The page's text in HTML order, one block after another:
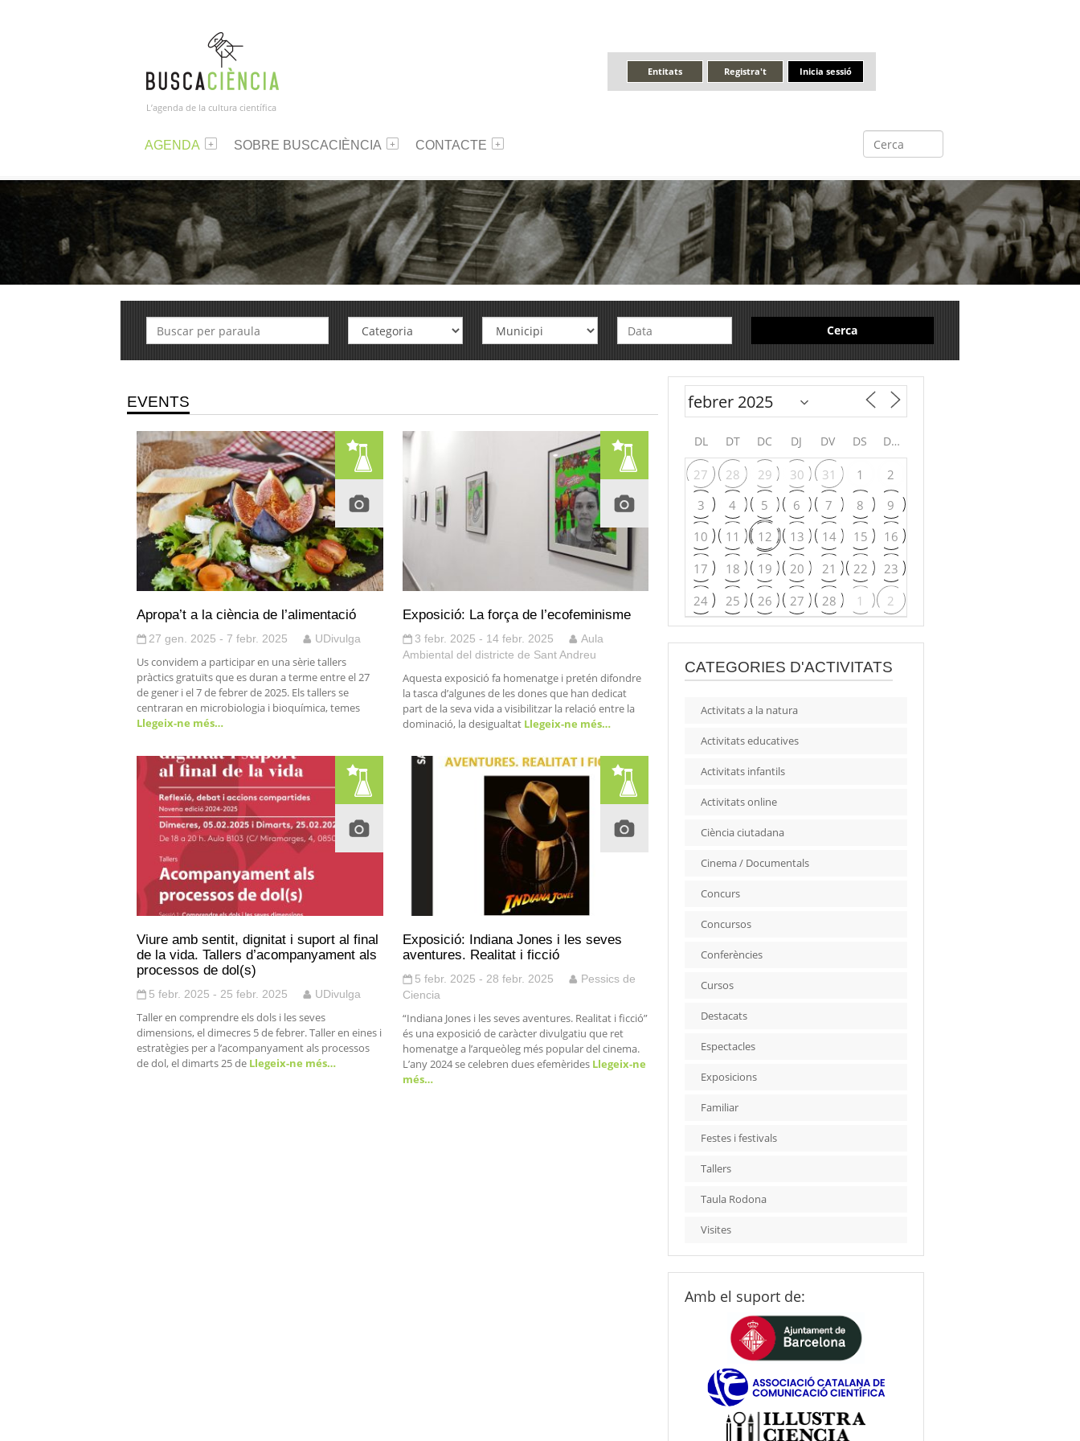
L’agenda de la cultura científica
Inicia sessió
Registra't
Entitats
AGENDA SOBRE BUSCACIÈNCIA CONTACTE
Cerca
EVENTS
Apropa’t a la ciència de l’alimentació
27 gen. 2025 - 7 febr. 2025 UDivulga
Us convidem a participar en una sèrie tallers
pràctics gratuïts que es duran a terme entre el 27
de gener i el 7 de febrer de 2025. Els tallers se
centraran en microbiologia i bioquímica, temes
Llegeix-ne més…
Exposició: La força de l’ecofeminisme
3 febr. 2025 - 14 febr. 2025
Aula
Ambiental del districte de Sant Andreu
Aquesta exposició fa homenatge i pretén difondre
la tasca d’algunes de les dones que han dedicat
part de la seva vida a visibilitzar la relació entre la
dominació, la desigualtatLlegeix-ne més…
Viure amb sentit, dignitat i suport al final
de la vida. Tallers d’acompanyament als
processos de dol(s)
5 febr. 2025 - 25 febr. 2025 UDivulga
Taller en comprendre els dols i les seves
dimensions, el dimecres 5 de febrer. Taller en eines i
estratègies per a l’acompanyament als processos
de dol, el dimarts 25 de Llegeix-ne més…
Exposició: Indiana Jones i les seves
aventures. Realitat i ficció
5 febr. 2025 - 28 febr. 2025
Pessics de
Ciencia
“Indiana Jones i les seves aventures. Realitat i ficció”
és una exposició de caràcter divulgatiu que ret
homenatge a l’arqueòleg més popular del cinema.
L’any 2024 se celebren dues efemèridesLlegeix-ne
més…
DL DT DC DJ DV DS DG
27 28 29 30 31 1
2
3
4 5 6 7 8
9
10
11 12 13 14 15
16
17
18 19 20 21 22
23
24
25 26 27 28 1 2
CATEGORIES D'ACTIVITATS
Activitats a la natura
Activitats educatives
Activitats infantils
Activitats online
Ciència ciutadana
Cinema / Documentals
Concurs
Concursos
Conferències
Cursos
Destacats
Espectacles
Exposicions
Familiar
Festes i festivals
Tallers
Taula Rodona
Visites
Amb el suport de: